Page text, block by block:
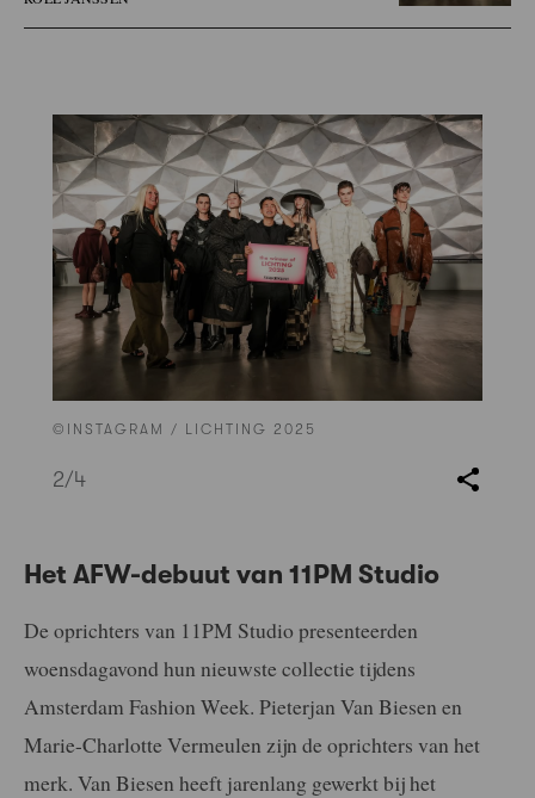
©INSTAGRAM / LICHTING 2025
2/4
Het AFW-debuut van 11PM Studio
De oprichters van 11PM Studio presenteerden
woensdagavond hun nieuwste collectie tijdens
Amsterdam Fashion Week. Pieterjan Van Biesen en
Marie-Charlotte Vermeulen zijn de oprichters van het
merk. Van Biesen heeft jarenlang gewerkt bij het